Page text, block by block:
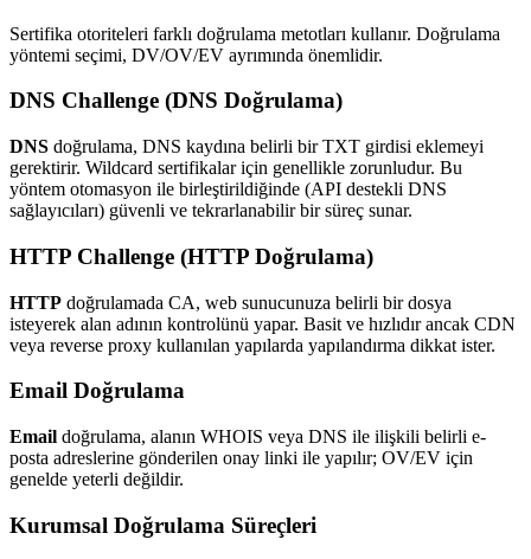
Sertifika otoriteleri farklı doğrulama metotları kullanır. Doğrulama
yöntemi seçimi, DV/OV/EV ayrımında önemlidir.
DNS Challenge (DNS Doğrulama)
DNS doğrulama, DNS kaydına belirli bir TXT girdisi eklemeyi
gerektirir. Wildcard sertifikalar için genellikle zorunludur. Bu
yöntem otomasyon ile birleştirildiğinde (API destekli DNS
sağlayıcıları) güvenli ve tekrarlanabilir bir süreç sunar.
HTTP Challenge (HTTP Doğrulama)
HTTP doğrulamada CA, web sunucunuza belirli bir dosya
isteyerek alan adının kontrolünü yapar. Basit ve hızlıdır ancak CDN
veya reverse proxy kullanılan yapılarda yapılandırma dikkat ister.
Email Doğrulama
Email doğrulama, alanın WHOIS veya DNS ile ilişkili belirli e-
posta adreslerine gönderilen onay linki ile yapılır; OV/EV için
genelde yeterli değildir.
Kurumsal Doğrulama Süreçleri